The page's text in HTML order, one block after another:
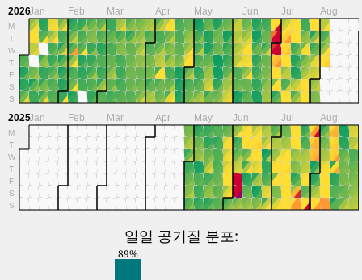
2026
M
T
W
T
F
S
S
Jan Feb Mar Apr May Jun Jul Aug
2025
M
T
W
T
F
S
S
Jan Feb Mar Apr May Jun Jul Aug
일일 공기질 분포:
89%